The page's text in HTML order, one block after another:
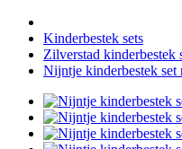
Kinderbestek sets
Zilverstad kinderbestek
Nijntje kinderbestek set